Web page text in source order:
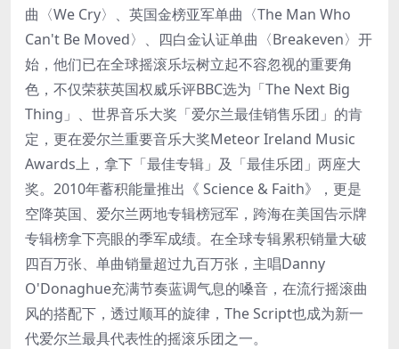
曲〈We Cry〉、英国金榜亚军单曲〈The Man Who
Can't Be Moved〉、四白金认证单曲〈Breakeven〉开
始，他们已在全球摇滚乐坛树立起不容忽视的重要角
色，不仅荣获英国权威乐评BBC选为「The Next Big
Thing」、世界音乐大奖「爱尔兰最佳销售乐团」的肯
定，更在爱尔兰重要音乐大奖Meteor Ireland Music
Awards上，拿下「最佳专辑」及「最佳乐团」两座大
奖。2010年蓄积能量推出《 Science & Faith》，更是
空降英国、爱尔兰两地专辑榜冠军，跨海在美国告示牌
专辑榜拿下亮眼的季军成绩。在全球专辑累积销量大破
四百万张、单曲销量超过九百万张，主唱Danny
O'Donaghue充满节奏蓝调气息的嗓音，在流行摇滚曲
风的搭配下，透过顺耳的旋律，The Script也成为新一
代爱尔兰最具代表性的摇滚乐团之一。